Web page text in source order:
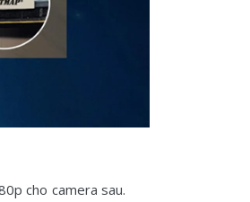
cho camera sau.